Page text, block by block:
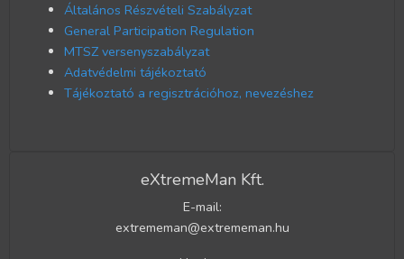
Általános Részvételi Szabályzat
General Participation Regulation
MTSZ versenyszabályzat
Adatvédelmi tájékoztató
Tájékoztató a regisztrációhoz, nevezéshez
eXtremeMan Kft.
E-mail:
extrememan@extrememan.hu